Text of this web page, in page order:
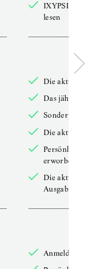
lesen
Die aktuelle
Das jährliche
Die aktuelle
Persönliches
erworbenen
Die aktuelle
Ausgabe
Anmelden